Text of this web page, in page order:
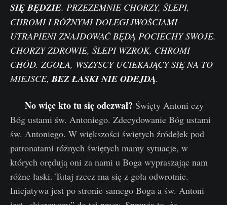
SIĘ BĘDZIE. PRZEZEMNIE CHORZY, ŚLEPI,
CHROMI I RÓŻNYMI DOLEGLIWOŚCIAMI
UTRAPIENI ZNAJDOWAĆ BĘDĄ POCIECHY SWOJE.
CHORZY ZDROWIE, ŚLEPI WZROK, CHROMI
CHÓD. ZGOŁA, WSZYSCY UCIEKAJĄCY SIĘ NA TO
MIEJSCE,BEZ ŁASKI NIE ODEJDĄ.
No więc kto tu się odezwał? Święty Antoni czy
Bóg ustami św. Antoniego. Zdecydowanie Bóg ustami
św. Antoniego. W większości świętych źródełek pod
patronatami różnych świętych mamy sytuacje, w
których orędują oni za nami u Boga wypraszając nam
różne łaski. Tutaj rzecz ma się z goła odwrotnie.
Inicjatywa jest po stronie samego Boga a św. Antoni